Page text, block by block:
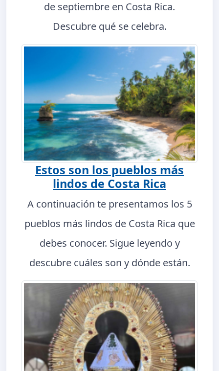
de septiembre en Costa Rica.
Descubre qué se celebra.
Estos son los pueblos más
lindos de Costa Rica
A continuación te presentamos los 5
pueblos más lindos de Costa Rica que
debes conocer. Sigue leyendo y
descubre cuáles son y dónde están.